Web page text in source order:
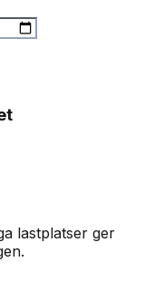
lastplatser ger